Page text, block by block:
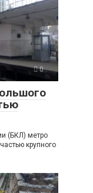
0
(БКЛ) метро
крупного